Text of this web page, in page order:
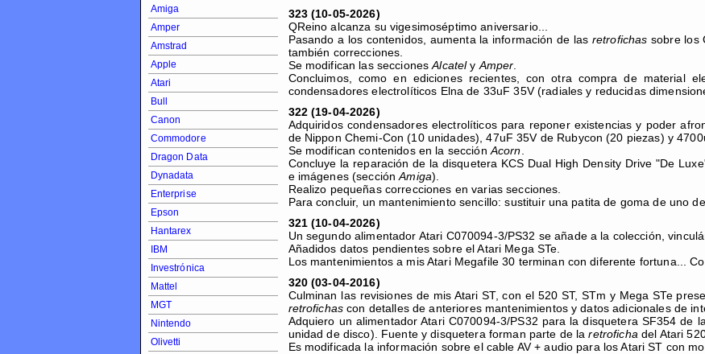
Amiga
Amper
Amstrad
Apple
Atari
Bull
Canon
Commodore
Dragon Data
Dynadata
Enterprise
Epson
Hantarex
IBM
Investrónica
Mattel
MGT
Nintendo
Olivetti
323 (10-05-2026)
QReino alcanza su vigesimoséptimo aniversario...
Pasando a los contenidos, aumenta la información de las retrofichas sobre los
también correcciones.
Se modifican las seccionesAlcately Amper
Concluimos, como en ediciones recientes, con otra compra de material
condensadores electrolíticos Elna de 33uF 35V (radiales y reducidas
322 (19-04-2026)
Adquiridos condensadores electrolíticos para reponer existencias y poder
de Nippon Chemi-Con (10 unidades), 47uF 35V de Rubycon (20 piezas) y
Se modifican contenidos en la sección Acorn
Concluye la reparación de la disquetera KCS Dual High Density Drive "De
e imágenes (secciónAmiga).
Realizo pequeñas correcciones en varias secciones.
Para concluir, un mantenimiento sencillo: sustituir una patita de goma de uno
321 (10-04-2026)
Un segundo alimentador Atari C070094-3/PS32 se añade a la colección,
Añadidos datos pendientes sobre el Atari Mega STe.
Los mantenimientos a mis Atari Megafile 30 terminan con diferente fortuna...
320 (03-04-2016)
Culminan las revisiones de mis Atari ST, con el 520 ST, STm y Mega STe
retrofichas con detalles de anteriores mantenimientos y datos adicionales de
Adquiero un alimentador Atari C070094-3/PS32 para la disquetera SF354 de
unidad de disco). Fuente y disquetera forman parte de laretroficha del Atari
Es modificada la información sobre el cable AV + audio para los Atari ST con